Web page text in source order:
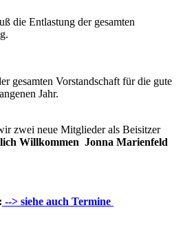
die Entlastung der gesamten
gesamten Vorstandschaft für die gute
Jahr.
zwei neue Mitglieder als Beisitzer
Willkommen Jonna Marienfeld
: --> siehe auch Termine